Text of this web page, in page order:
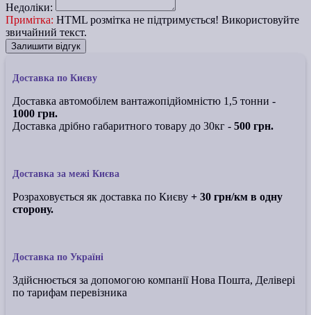
Недоліки:
Примітка: HTML розмітка не підтримується! Використовуйте
звичайний текст.
Залишити відгук
Доставка по Києву
Доставка автомобілем вантажопідйомністю 1,5 тонни -
1000 грн.
Доставка дрібно габаритного товару до 30кг - 500 грн.
Доставка за межі Києва
Розраховується як доставка по Києву + 30 грн/км в одну
сторону.
Доставка по Україні
Здійснюється за допомогою компанії Нова Пошта, Делівері
по тарифам перевізника